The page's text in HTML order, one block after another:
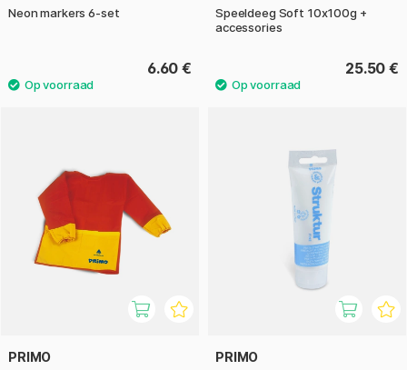
Neon markers 6-set
6.60 €
Speeldeeg Soft 10x100g +
accessories
25.50 €
PRIMO PRIMO